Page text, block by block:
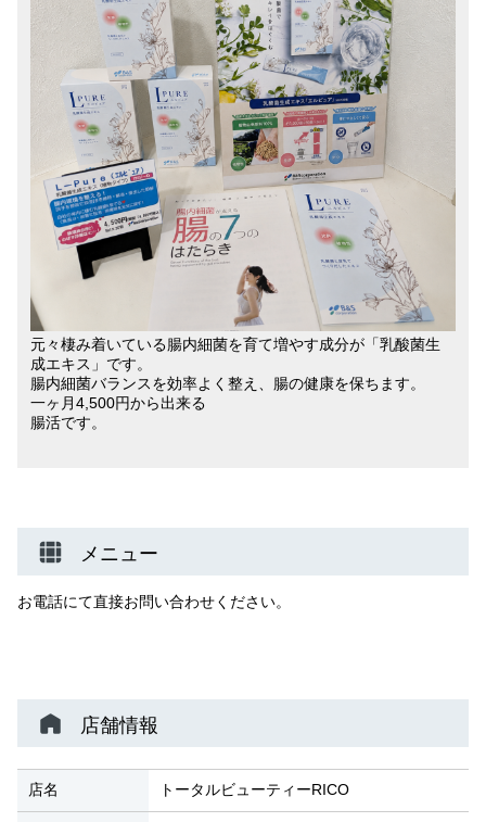
元々棲み着いている腸内細菌を育て増やす成分が「乳酸菌生
成エキス」です。
腸内細菌バランスを効率よく整え、腸の健康を保ちます。
一ヶ月4,500円から出来る
腸活です。
メニュー
お電話にて直接お問い合わせください。
店舗情報
店名 トータルビューティーRICO